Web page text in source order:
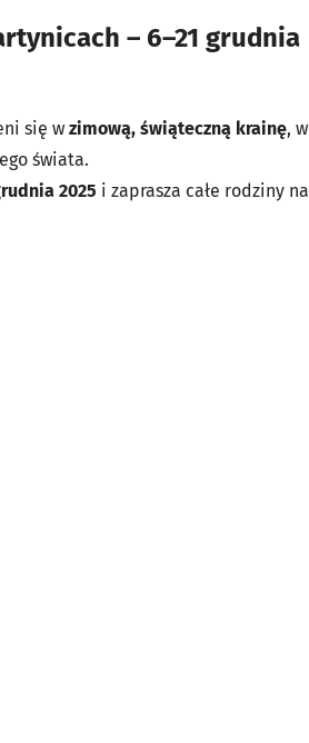
– 6–21 grudnia
się w zimową, świąteczną krainę, w
świata.
2025 i zaprasza całe rodziny na